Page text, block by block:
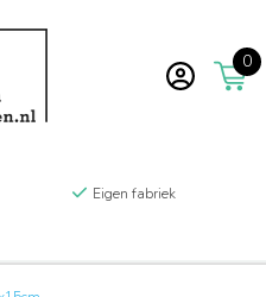
0
Eigen fabriek